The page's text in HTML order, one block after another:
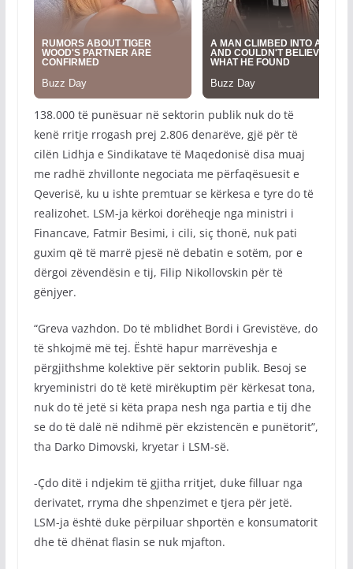
138.000 të punësuar në sektorin publik nuk do të
kenë rritje rrogash prej 2.806 denarëve, gjë për të
cilën Lidhja e Sindikatave të Maqedonisë disa muaj
me radhë zhvillonte negociata me përfaqësuesit e
Qeverisë, ku u ishte premtuar se kërkesa e tyre do të
realizohet. LSM-ja kërkoi dorëheqje nga ministri i
Financave, Fatmir Besimi, i cili, siç thonë, nuk pati
guxim që të marrë pjesë në debatin e sotëm, por e
dërgoi zëvendësin e tij, Filip Nikollovskin për të
gënjyer.
“Greva vazhdon. Do të mblidhet Bordi i Grevistëve, do
të shkojmë më tej. Është hapur marrëveshja e
përgjithshme kolektive për sektorin publik. Besoj se
kryeministri do të ketë mirëkuptim për kërkesat tona,
nuk do të jetë si këta prapa nesh nga partia e tij dhe
se do të dalë në ndihmë për ekzistencën e punëtorit”,
tha Darko Dimovski, kryetar i LSM-së.
-Çdo ditë i ndjekim të gjitha rritjet, duke filluar nga
derivatet, rryma dhe shpenzimet e tjera për jetë.
LSM-ja është duke përpiluar shportën e konsumatorit
dhe të dhënat flasin se nuk mjafton.